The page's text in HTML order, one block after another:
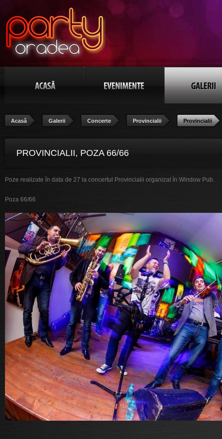
Acasă Galerii Concerte Provincialii Provincialii
PROVINCIALII, POZA 66/66
Poze realizate în data de 27 la concertul Provincialii organizat în Window Pub.
Poza 66/66